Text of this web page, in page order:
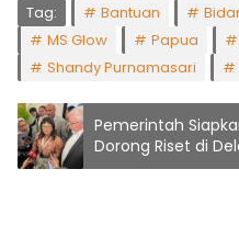
Tag: Bantuan
MS Glow
Papua
Shandy Purnamasari
Pemerintah
Dorong Riset di